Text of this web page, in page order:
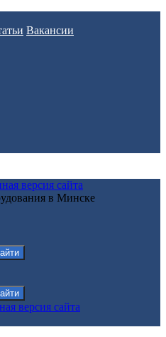
Вакансии
в Минске